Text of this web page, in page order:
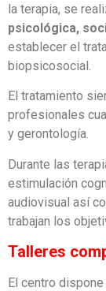
la terapia, se
psicológica,
establecer el
biopsicosocial.
El tratamiento
profesionales
y gerontología.
Durante las
estimulación
audiovisual así
trabajan los
Talleres
El centro